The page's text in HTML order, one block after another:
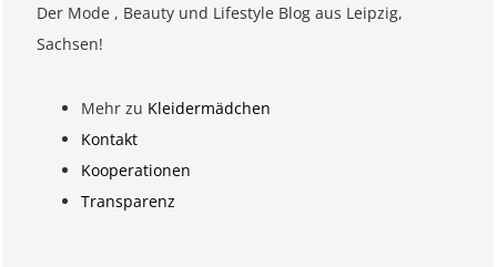
Der Mode , Beauty und Lifestyle Blog aus Leipzig,
Sachsen!
Mehr zu Kleidermädchen
Kontakt
Kooperationen
Transparenz